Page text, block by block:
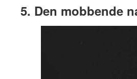
5. Den mobbende